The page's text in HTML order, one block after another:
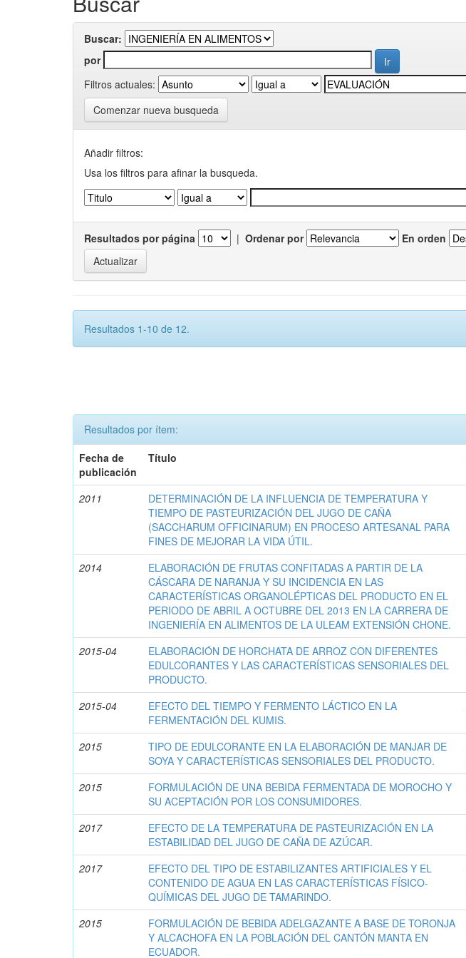
Buscar:
por
Filtros actuales:
Comenzar nueva busqueda
Añadir filtros:
Usa los filtros para afinar la busqueda.
Resultados por página | Ordenar por En orden
Resultados 1-10 de 12.
Resultados por ítem:
Fecha de
publicación
Título
2011
DETERMINACIÓN DE LA INFLUENCIA DE TEMPERATURA Y
TIEMPO DE PASTEURIZACIÓN DEL JUGO DE CAÑA
(SACCHARUM OFFICINARUM) EN PROCESO ARTESANAL PARA
FINES DE MEJORAR LA VIDA ÚTIL.
2014
ELABORACIÓN DE FRUTAS CONFITADAS A PARTIR DE LA
CÁSCARA DE NARANJA Y SU INCIDENCIA EN LAS
CARACTERÍSTICAS ORGANOLÉPTICAS DEL PRODUCTO EN EL
PERIODO DE ABRIL A OCTUBRE DEL 2013 EN LA CARRERA DE
INGENIERÍA EN ALIMENTOS DE LA ULEAM EXTENSIÓN CHONE.
2015-04
ELABORACIÓN DE HORCHATA DE ARROZ CON DIFERENTES
EDULCORANTES Y LAS CARACTERÍSTICAS SENSORIALES DEL
PRODUCTO.
2015-04
EFECTO DEL TIEMPO Y FERMENTO LÁCTICO EN LA
FERMENTACIÓN DEL KUMIS.
2015
TIPO DE EDULCORANTE EN LA ELABORACIÓN DE MANJAR DE
SOYA Y CARACTERÍSTICAS SENSORIALES DEL PRODUCTO.
2015
FORMULACIÓN DE UNA BEBIDA FERMENTADA DE MOROCHO Y
SU ACEPTACIÓN POR LOS CONSUMIDORES.
2017
EFECTO DE LA TEMPERATURA DE PASTEURIZACIÓN EN LA
ESTABILIDAD DEL JUGO DE CAÑA DE AZÚCAR.
2017
EFECTO DEL TIPO DE ESTABILIZANTES ARTIFICIALES Y EL
CONTENIDO DE AGUA EN LAS CARACTERÍSTICAS FÍSICO-
QUÍMICAS DEL JUGO DE TAMARINDO.
2015
FORMULACIÓN DE BEBIDA ADELGAZANTE A BASE DE TORONJA
Y ALCACHOFA EN LA POBLACIÓN DEL CANTÓN MANTA EN
ECUADOR.